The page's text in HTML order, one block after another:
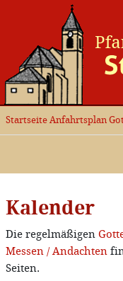
Startseite Anfahrtsplan
Kalender
Die regelmäßigen
Messen / Andachten
Seiten.